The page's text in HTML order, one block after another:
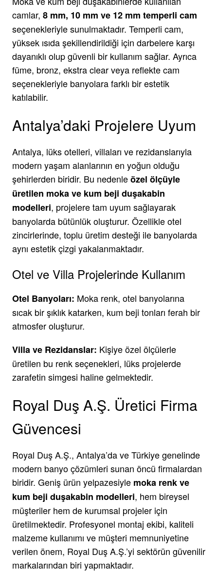
camlar, 8 mm, 10 mm ve 12 mm temperli cam
seçenekleriyle sunulmaktadır. Temperli cam,
yüksek ısıda şekillendirildiği için darbelere karşı
dayanıklı olup güvenli bir kullanım sağlar. Ayrıca
füme, bronz, ekstra clear veya reflekte cam
seçenekleriyle banyolara farklı bir estetik
katılabilir.
Antalya’daki Projelere Uyum
Antalya, lüks otelleri, villaları ve rezidanslarıyla
modern yaşam alanlarının en yoğun olduğu
şehirlerden biridir. Bu nedenleözel ölçüyle
üretilen moka ve kum beji duşakabin
modelleri, projelere tam uyum sağlayarak
banyolarda bütünlük oluşturur. Özellikle otel
zincirlerinde, toplu üretim desteği ile banyolarda
aynı estetik çizgi yakalanmaktadır.
Otel ve Villa Projelerinde Kullanım
Otel Banyoları: Moka renk, otel banyolarına
sıcak bir şıklık katarken, kum beji tonları ferah bir
atmosfer oluşturur.
Villa ve Rezidanslar: Kişiye özel ölçülerle
üretilen bu renk seçenekleri, lüks projelerde
zarafetin simgesi haline gelmektedir.
Royal Duş A.Ş. Üretici Firma
Güvencesi
Royal Duş A.Ş., Antalya’da ve Türkiye genelinde
modern banyo çözümleri sunan öncü firmalardan
biridir. Geniş ürün yelpazesiyle moka renk ve
kum beji duşakabin modelleri, hem bireysel
müşteriler hem de kurumsal projeler için
üretilmektedir. Profesyonel montaj ekibi, kaliteli
malzeme kullanımı ve müşteri memnuniyetine
verilen önem, Royal Duş A.Ş.’yi sektörün güvenilir
markalarından biri yapmaktadır.